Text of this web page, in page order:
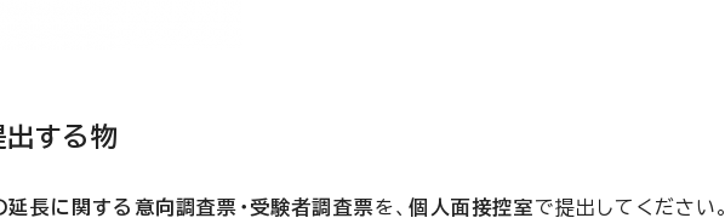
出する物
長に関する意向調査票・ 受験者調査票を、個人面接控室で提出してください。